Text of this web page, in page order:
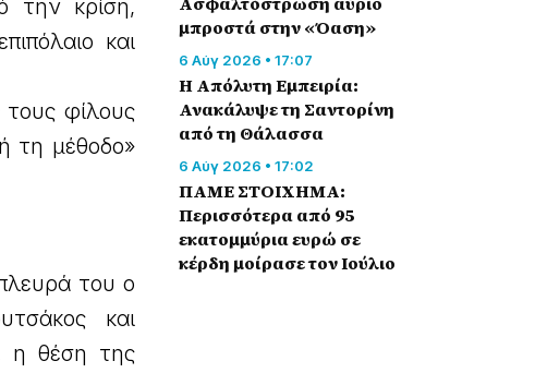
την κρίση,
και
φίλους
τη μέθοδο»
του ο
και
η θέση της
μπροστά στην «Όαση»
6 Αύγ 2026 • 17:07
Η Απόλυτη Εμπειρία:
Ανακάλυψε τη Σαντορίνη
από τη Θάλασσα
6 Αύγ 2026 • 17:02
ΠΑΜΕ ΣΤΟΙΧΗΜΑ:
Περισσότερα από 95
εκατομμύρια ευρώ σε
κέρδη μοίρασε τον Ιούλιο